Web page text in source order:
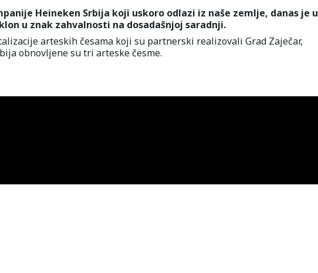
Heineken Srbija koji uskoro odlazi iz naše zemlje, danas je u
u znak zahvalnosti na dosadašnjoj saradnji.
arteskih česama koji su partnerski realizovali Grad Zaječar,
obnovljene su tri arteske česme.